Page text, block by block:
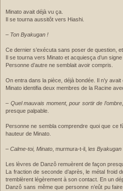
Minato avait déjà vu ça.
Il se tourna aussitôt vers Hiashi.
– Ton Byakugan !
Ce dernier s’exécuta sans poser de question,
Il se tourna vers Minato et acquiesça d’un
Personne d’autre ne semblait avoir compris.
On entra dans la pièce, déjà bondée. Il n’y
Minato identifia deux membres de la Racine
– Quel mauvais moment, pour sortir de
presque palpable.
Personne ne sembla comprendre quoi que ce
hauteur de Minato.
– Calme-toi, Minato , murmura-t-il, les Byakugan
Les lèvres de Danzô remuèrent de façon
La fraction de seconde d’après, le métal froid
tremblèrent légèrement à son contact. En un
Danzô sans même que personne n’eût pu